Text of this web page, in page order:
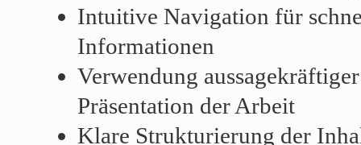
Intuitive Navigation für
Informationen
Verwendung
Präsentation der Arbeit
Klare Strukturierung der